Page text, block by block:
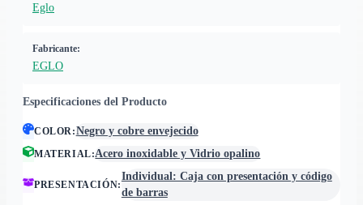
Eglo
Fabricante:
EGLO
Especificaciones del Producto
COLOR:Negro y cobre envejecido
MATERIAL:Acero inoxidable y Vidrio opalino
PRESENTACIÓN:
Individual: Caja con presentación y código
de barras